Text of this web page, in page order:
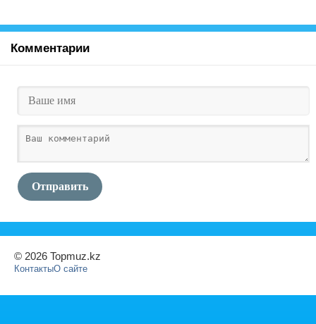
Комментарии
Отправить
© 2026 Topmuz.kz
КонтактыО сайте